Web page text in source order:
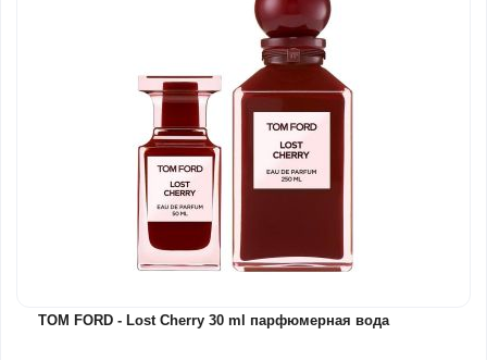
TOM FORD - Lost Cherry 30 ml парфюмерная вода